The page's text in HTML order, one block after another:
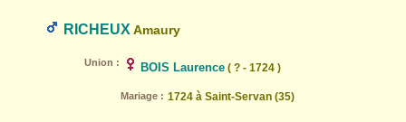
RICHEUX Amaury
Union : BOIS Laurence ( ? - 1724 )
Mariage : 1724 à Saint-Servan (35)